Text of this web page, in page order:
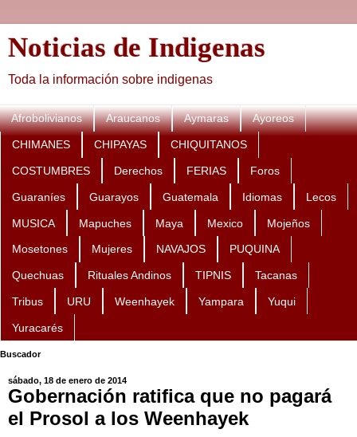
Noticias de Indigenas
Toda la información sobre indigenas
Afrobolivianos Araucanos Aymaras Ayoreos
CHIMANES CHIPAYAS CHIQUITANOS
COSTUMBRES Derechos FERIAS Foros
Guaraníes Guarayos Guatemala Idiomas Lecos
MUSICA Mapuches Maya Mexico Mojeños
Mosetones Mujeres NAVAJOS PUQUINA
Quechuas Rituales Andinos TIPNIS Tacanas
Tribus URU Weenhayek Yampara Yuqui
Yuracarés
Buscador
sábado, 18 de enero de 2014
Gobernación ratifica que no pagará
el Prosol a los Weenhayek